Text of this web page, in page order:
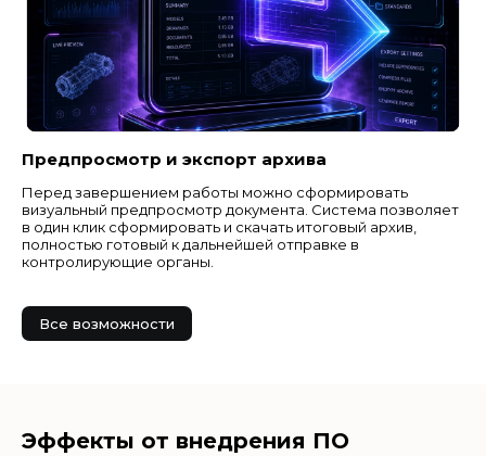
Предпросмотр и экспорт архива
Перед завершением работы можно сформировать
визуальный предпросмотр документа. Система позволяет
в один клик сформировать и скачать итоговый архив,
полностью готовый к дальнейшей отправке в
контролирующие органы.
Все возможности
Эффекты от внедрения ПО